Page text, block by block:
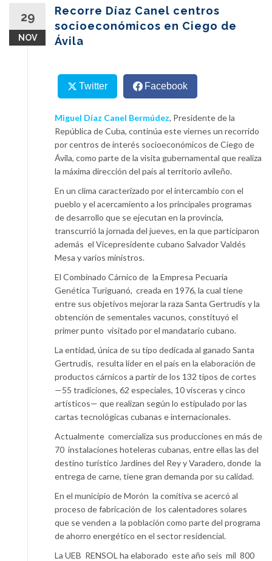
29
NOV
Recorre Díaz Canel centros
socioeconómicos en Ciego de
Ávila
Twitter Facebook
Miguel Díaz Canel Bermúdez, Presidente de la
República de Cuba, continúa este viernes un recorrido
por centros de interés socioeconómicos de Ciego de
Ávila, como parte de la visita gubernamental que realiza
la máxima dirección del país al territorio avileño.
En un clima caracterizado por el intercambio con el
pueblo y el acercamiento a los principales programas
de desarrollo que se ejecutan en la provincia,
transcurrió la jornada del jueves, en la que participaron
además el Vicepresidente cubano Salvador Valdés
Mesa y varios ministros.
El Combinado Cárnico de la Empresa Pecuaria
Genética Turiguanó, creada en 1976, la cual tiene
entre sus objetivos mejorar la raza Santa Gertrudis y la
obtención de sementales vacunos, constituyó el
primer punto visitado por el mandatario cubano.
La entidad, única de su tipo dedicada al ganado Santa
Gertrudis, resulta líder en el país en la elaboración de
productos cárnicos a partir de los 132 tipos de cortes
—55 tradiciones, 62 especiales, 10 vísceras y cinco
artísticos— que realizan según lo estipulado por las
cartas tecnológicas cubanas e internacionales.
Actualmente comercializa sus producciones en más de
70 instalaciones hoteleras cubanas, entre ellas las del
destino turístico Jardines del Rey y Varadero, donde la
entrega de carne, tiene gran demanda por su calidad.
En el municipio de Morón la comitiva se acercó al
proceso de fabricación de los calentadores solares
que se venden a la población como parte del programa
de ahorro energético en el sector residencial.
La UEB RENSOL ha elaborado este año seis mil 800